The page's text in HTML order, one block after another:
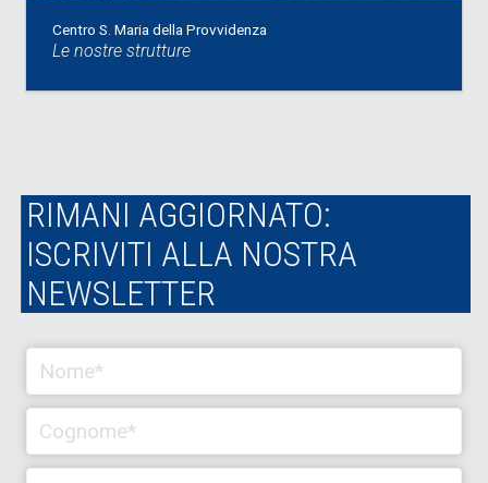
Centro S. Maria della Provvidenza
Le nostre strutture
RIMANI AGGIORNATO:
ISCRIVITI ALLA NOSTRA
NEWSLETTER